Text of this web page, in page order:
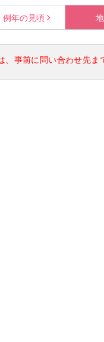
例年の見頃
事前に問い合わせ先ま